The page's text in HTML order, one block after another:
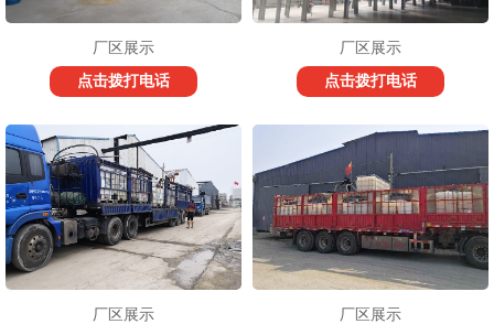
厂区展示
点击拨打电话
厂区展示
点击拨打电话
厂区展示
厂区展示